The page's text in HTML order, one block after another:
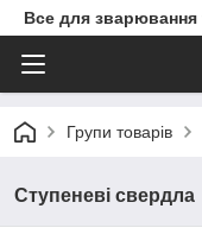
Все для
Групи товарів
Ступеневі свердла